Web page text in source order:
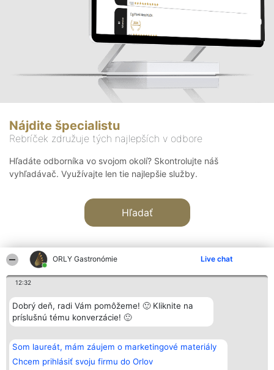
ORLY Gastronómie Live chat
12:32
Dobrý deň, radi Vám pomôžeme! 🙂 Kliknite na
príslušnú tému konverzácie! 🙂
Som laureát, mám záujem o marketingové materiály
Chcem prihlásiť svoju firmu do Orlov
Nájdite špecialistu
Rebríček združuje tých najlepších v odbore
Hľadáte odborníka vo svojom okolí? Skontrolujte náš
vyhľadávač. Využívajte len tie najlepšie služby.
Hľadať
Organizátor hodnotenia
Bright Side Solutions sp. z o.
o. sp. k.
Wrocław 50-079
KRS 0000749100 | Regon
381313360 | NIP 8943132676
+48 508 492 400
Hodnotenie
Laureáti
Lista
Laureatów
Podmienky
Obchodné
podmienky
Kontakt
Kontakt